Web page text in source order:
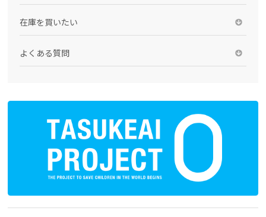
在庫を買いたい
よくある質問